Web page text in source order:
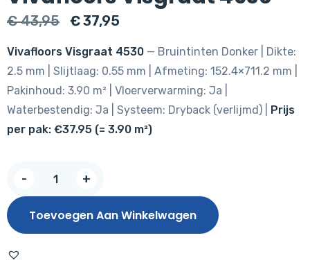
€43,95
Oorspronkelijke
was:
€ 43,95.
€37,95
€ 37,95.
Vivafloors Visgraat 4530 — Bruintinten Donker | Dikte:
2.5 mm | Slijtlaag: 0.55 mm | Afmeting: 152.4×711.2 mm |
Pakinhoud: 3.90 m² | Vloerverwarming: Ja |
Waterbestendig: Ja | Systeem: Dryback (verlijmd) |
Prijs
per pak: €37.95 (= 3.90 m²)
-
4530
aantal
+
Toevoegen Aan Winkelwagen